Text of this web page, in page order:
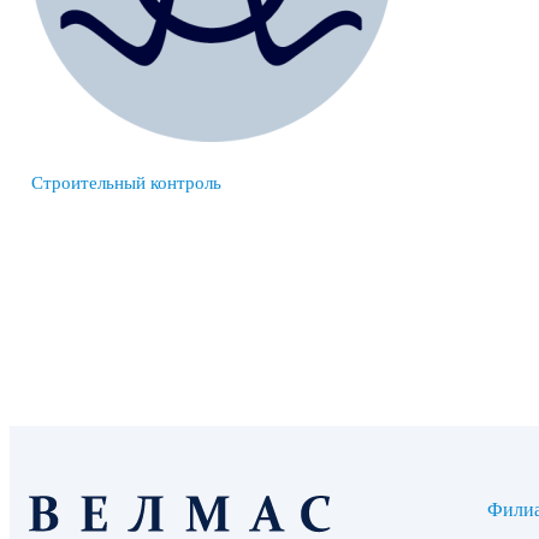
Строительный контроль